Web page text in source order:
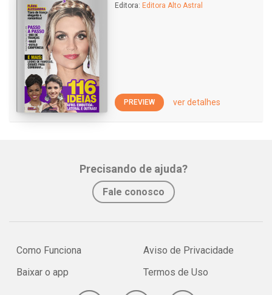
Editora: Editora Alto Astral
PREVIEW ver detalhes
Precisando de ajuda?
Fale conosco
Como Funciona
Baixar o app
Aviso de Privacidade
Termos de Uso